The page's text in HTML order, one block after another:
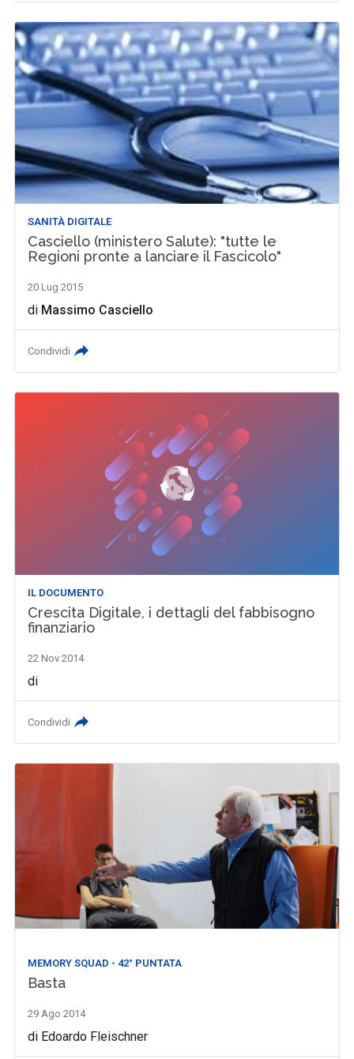
SANITÀ DIGITALE
Casciello (ministero Salute): "tutte le
Regioni pronte a lanciare il Fascicolo"
20 Lug 2015
di Massimo Casciello
Condividi
IL DOCUMENTO
Crescita Digitale, i dettagli del fabbisogno
finanziario
22 Nov 2014
di
Condividi
MEMORY SQUAD - 42° PUNTATA
Basta
29 Ago 2014
di Edoardo Fleischner